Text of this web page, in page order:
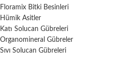
Floramix Bitki Besinleri
Hümik Asitler
Katı Solucan Gübreleri
Organomineral Gübreler
Sıvı Solucan Gübreleri